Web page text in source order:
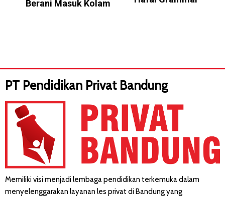
Berani Masuk Kolam
PT Pendidikan Privat Bandung
Memiliki visi menjadi lembaga pendidikan terkemuka dalam
menyelenggarakan layanan les privat di Bandung yang